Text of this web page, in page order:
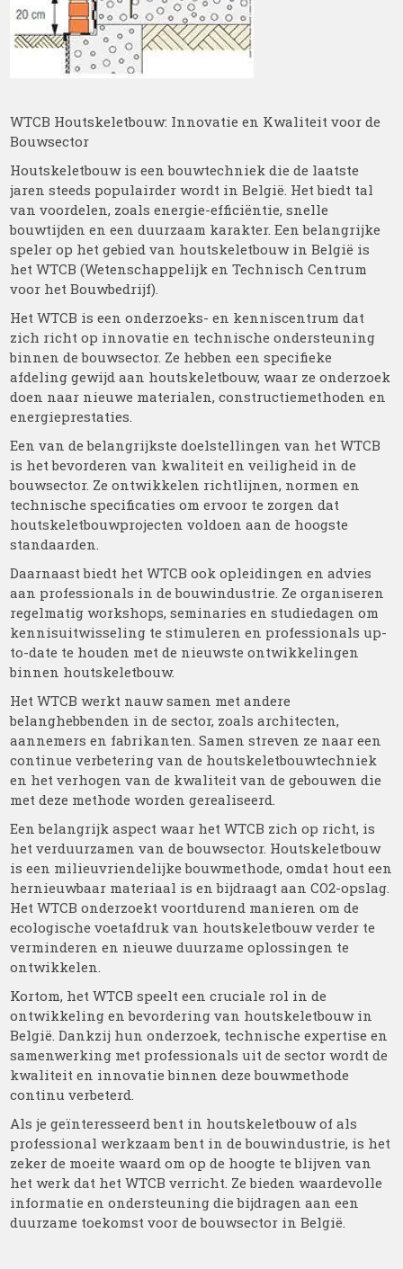
WTCB Houtskeletbouw: Innovatie en Kwaliteit voor de
Bouwsector
Houtskeletbouw is een bouwtechniek die de laatste
jaren steeds populairder wordt in België. Het biedt tal
van voordelen, zoals energie-efficiëntie, snelle
bouwtijden en een duurzaam karakter. Een belangrijke
speler op het gebied van houtskeletbouw in België is
het WTCB (Wetenschappelijk en Technisch Centrum
voor het Bouwbedrijf).
Het WTCB is een onderzoeks- en kenniscentrum dat
zich richt op innovatie en technische ondersteuning
binnen de bouwsector. Ze hebben een specifieke
afdeling gewijd aan houtskeletbouw, waar ze onderzoek
doen naar nieuwe materialen, constructiemethoden en
energieprestaties.
Een van de belangrijkste doelstellingen van het WTCB
is het bevorderen van kwaliteit en veiligheid in de
bouwsector. Ze ontwikkelen richtlijnen, normen en
technische specificaties om ervoor te zorgen dat
houtskeletbouwprojecten voldoen aan de hoogste
standaarden.
Daarnaast biedt het WTCB ook opleidingen en advies
aan professionals in de bouwindustrie. Ze organiseren
regelmatig workshops, seminaries en studiedagen om
kennisuitwisseling te stimuleren en professionals up-
to-date te houden met de nieuwste ontwikkelingen
binnen houtskeletbouw.
Het WTCB werkt nauw samen met andere
belanghebbenden in de sector, zoals architecten,
aannemers en fabrikanten. Samen streven ze naar een
continue verbetering van de houtskeletbouwtechniek
en het verhogen van de kwaliteit van de gebouwen die
met deze methode worden gerealiseerd.
Een belangrijk aspect waar het WTCB zich op richt, is
het verduurzamen van de bouwsector. Houtskeletbouw
is een milieuvriendelijke bouwmethode, omdat hout een
hernieuwbaar materiaal is en bijdraagt aan CO2-opslag.
Het WTCB onderzoekt voortdurend manieren om de
ecologische voetafdruk van houtskeletbouw verder te
verminderen en nieuwe duurzame oplossingen te
ontwikkelen.
Kortom, het WTCB speelt een cruciale rol in de
ontwikkeling en bevordering van houtskeletbouw in
België. Dankzij hun onderzoek, technische expertise en
samenwerking met professionals uit de sector wordt de
kwaliteit en innovatie binnen deze bouwmethode
continu verbeterd.
Als je geïnteresseerd bent in houtskeletbouw of als
professional werkzaam bent in de bouwindustrie, is het
zeker de moeite waard om op de hoogte te blijven van
het werk dat het WTCB verricht. Ze bieden waardevolle
informatie en ondersteuning die bijdragen aan een
duurzame toekomst voor de bouwsector in België.